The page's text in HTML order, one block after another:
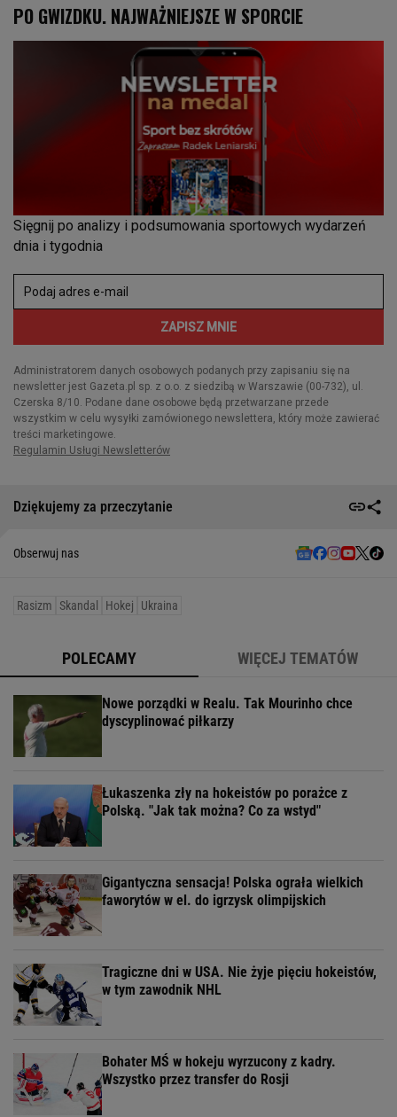
Dziękujemy za przeczytanie
Obserwuj nas
Rasizm Skandal Hokej Ukraina
POLECAMY WIĘCEJ TEMATÓW
Nowe porządki w Realu. Tak Mourinho chce
dyscyplinować piłkarzy
Łukaszenka zły na hokeistów po porażce z
Polską. "Jak tak można? Co za wstyd"
Gigantyczna sensacja! Polska ograła wielkich
faworytów w el. do igrzysk olimpijskich
Tragiczne dni w USA. Nie żyje pięciu hokeistów,
w tym zawodnik NHL
Bohater MŚ w hokeju wyrzucony z kadry.
Wszystko przez transfer do Rosji